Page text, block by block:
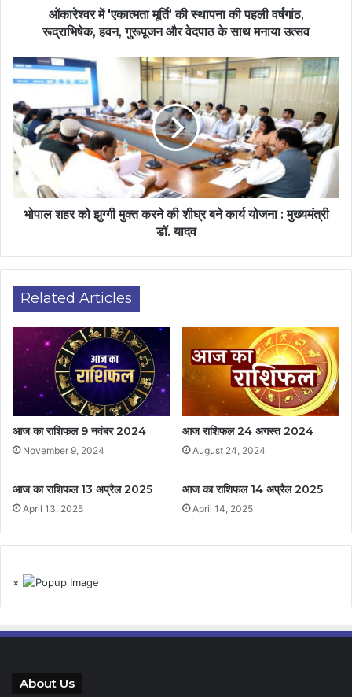
ओंकारेश्वर में 'एकात्मता मूर्ति' की स्थापना की पहली वर्षगांठ,
रूद्राभिषेक, हवन, गुरूपूजन और वेदपाठ के साथ मनाया उत्सव
भोपाल शहर को झुग्गी मुक्त करने की शीघ्र बने कार्य योजना : मुख्यमंत्री
डॉ. यादव
Related Articles
आज का राशिफल 9 नवंबर 2024
November 9, 2024
आज राशिफल 24 अगस्त 2024
August 24, 2024
आज का राशिफल 13 अप्रैल 2025
April 13, 2025
आज का राशिफल 14 अप्रैल 2025
April 14, 2025
×
About Us